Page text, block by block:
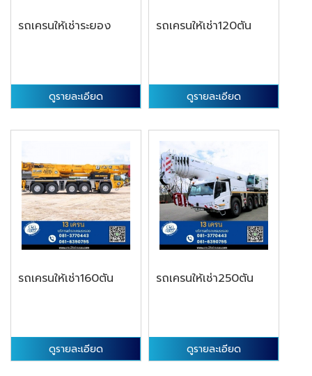
รถเครนให้เช่าระยอง
ดูรายละเอียด
รถเครนให้เช่า120ตัน
ดูรายละเอียด
รถเครนให้เช่า160ตัน
ดูรายละเอียด
รถเครนให้เช่า250ตัน
ดูรายละเอียด